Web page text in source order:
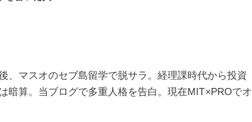
、マスオのセブ島留学で脱サラ。経理課時代から投資
暗算。当ブログで多重人格を告白。現在MIT×PROでオ